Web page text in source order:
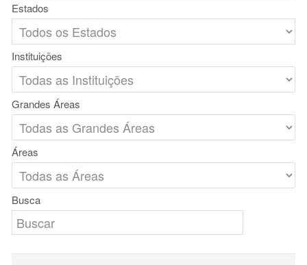
Estados
Instituições
Grandes Áreas
Áreas
Busca